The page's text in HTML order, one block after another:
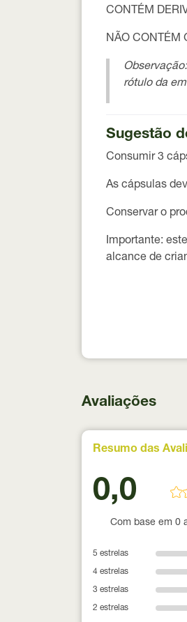
CONTÉM
NÃO CONTÉM
Observação:
rótulo da
Sugestão
Consumir3
As cápsulas
Conservar o
Importante:
alcance de
Avaliações
Resumo das
0,0
Com base em 0
5 estrelas
4 estrelas
3 estrelas
2 estrelas